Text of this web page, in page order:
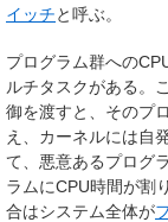
イッチと呼ぶ。
プログラム群への
ルチタスクがある。
御を渡すと、そのプ
え、カーネルには自
て、悪意あるプログ
ラムにCPU時間が割
合はシステム全体が